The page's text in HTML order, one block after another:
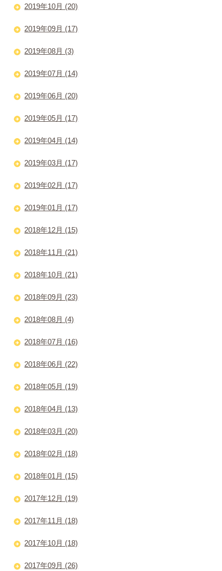
2019年10月 (20)
2019年09月 (17)
2019年08月 (3)
2019年07月 (14)
2019年06月 (20)
2019年05月 (17)
2019年04月 (14)
2019年03月 (17)
2019年02月 (17)
2019年01月 (17)
2018年12月 (15)
2018年11月 (21)
2018年10月 (21)
2018年09月 (23)
2018年08月 (4)
2018年07月 (16)
2018年06月 (22)
2018年05月 (19)
2018年04月 (13)
2018年03月 (20)
2018年02月 (18)
2018年01月 (15)
2017年12月 (19)
2017年11月 (18)
2017年10月 (18)
2017年09月 (26)